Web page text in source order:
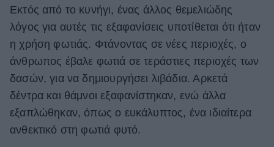
Εκτός από το κυνήγι, ένας άλλος θεμελιώδης
λόγος για αυτές τις εξαφανίσεις υποτίθεται ότι ήταν
η χρήση φωτιάς. Φτάνοντας σε νέες περιοχές, ο
άνθρωπος έβαλε φωτιά σε τεράστιες περιοχές των
δασών, για να δημιουργήσει λιβάδια. Αρκετά
δέντρα και θάμνοι εξαφανίστηκαν, ενώ άλλα
εξαπλώθηκαν, όπως ο ευκάλυπτος, ένα ιδιαίτερα
ανθεκτικό στη φωτιά φυτό.